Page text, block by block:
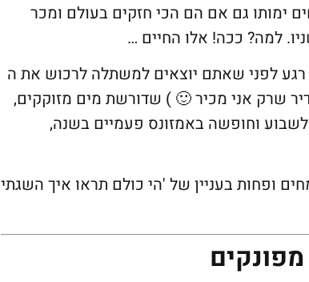
ימותו גם אם הם הכי חזקים בעולם ומכר
למה? ככה! אלו החיים …
רגע לפני שאתם יוצאים למשתלה לרכוש את ה
שרק אני מכיר 🙂 ) שדורשת מים מזוקקים,
וחופשה באמזונס פעמיים בשנה,
ופחות בעניין של 'הי כולם תראו איך השגתי